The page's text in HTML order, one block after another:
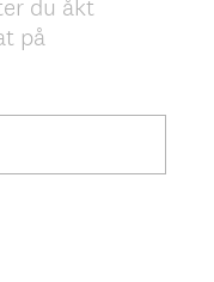
du åkt
på